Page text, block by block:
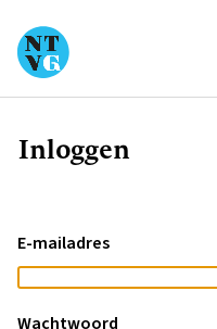
Kruimelpad
Inloggen
E-mailadres
Wachtwoord